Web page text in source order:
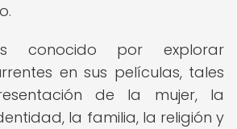
conocido por explorar
en sus películas, tales
de la mujer, la
la familia, la religión y